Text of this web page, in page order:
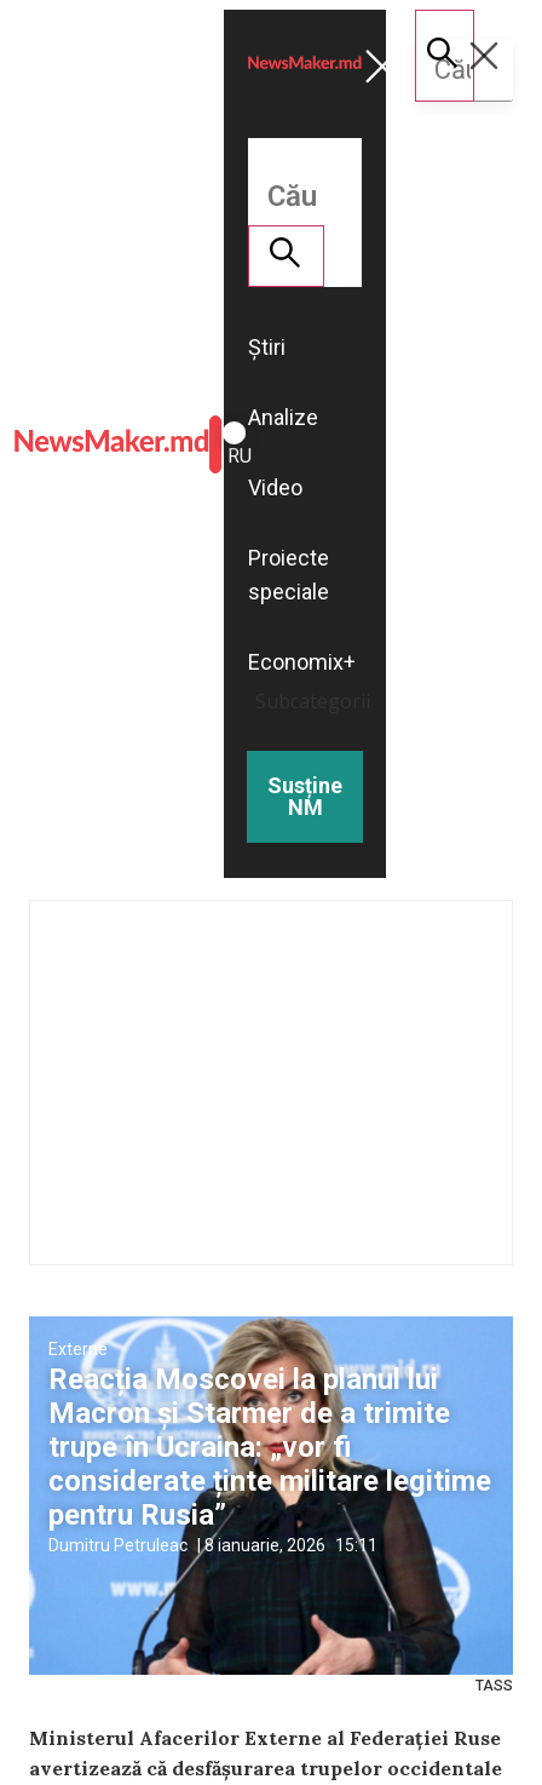
ROMÂNĂ
RU
Știri
Analize
Video
Proiecte
speciale
Economix+
Susține
NM
TASS
Externe
Reacția Moscovei la planul lui
Macron și Starmer de a trimite
trupe în Ucraina: „vor fi
considerate ținte militare legitime
pentru Rusia”
Dumitru Petruleac 8 ianuarie, 2026 15:11
Ministerul Afacerilor Externe al Federației Ruse
avertizează că desfășurarea trupelor occidentale